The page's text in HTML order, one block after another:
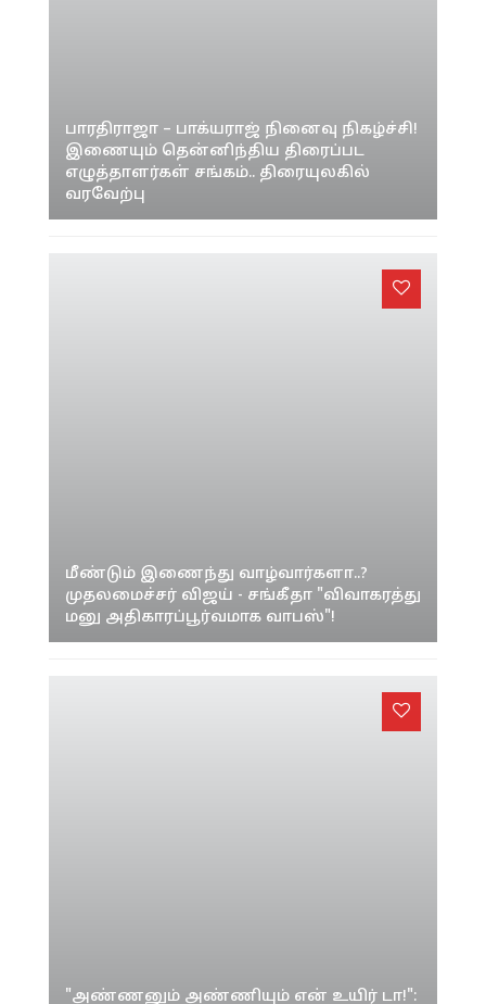
பாரதிராஜா – பாக்யராஜ் நினைவு நிகழ்ச்சி!
இணையும் தென்னிந்திய திரைப்பட
எழுத்தாளர்கள் சங்கம்.. திரையுலகில்
வரவேற்பு
மீண்டும் இணைந்து வாழ்வார்களா..?
முதலமைச்சர் விஜய் - சங்கீதா "விவாகரத்து
மனு அதிகாரப்பூர்வமாக வாபஸ்"!
"அண்ணனும் அண்ணியும் என் உயிர் டா!":